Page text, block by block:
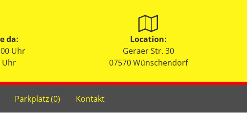
da:
Uhr
Uhr
Location:
Geraer Str. 30
07570 Wünschendorf
Parkplatz (0) Kontakt